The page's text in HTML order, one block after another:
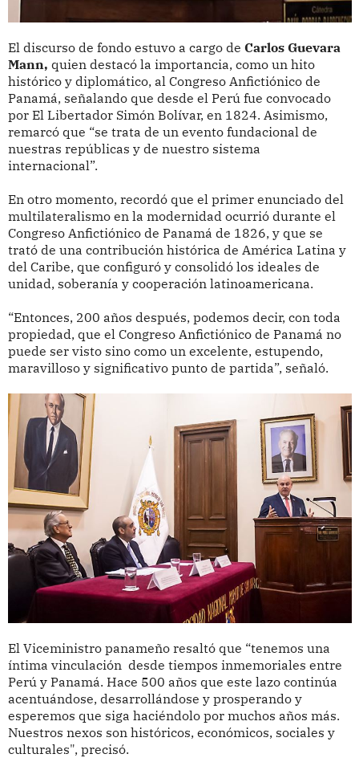
El discurso de fondo estuvo a cargo de Carlos Guevara
Mann, quien destacó la importancia, como un hito
histórico y diplomático, al Congreso Anfictiónico de
Panamá, señalando que desde el Perú fue convocado
por El Libertador Simón Bolívar, en 1824. Asimismo,
remarcó que “se trata de un evento fundacional de
nuestras repúblicas y de nuestro sistema
internacional”.
En otro momento, recordó que el primer enunciado del
multilateralismo en la modernidad ocurrió durante el
Congreso Anfictiónico de Panamá de 1826, y que se
trató de una contribución histórica de América Latina y
del Caribe, que configuró y consolidó los ideales de
unidad, soberanía y cooperación latinoamericana.
“Entonces, 200 años después, podemos decir, con toda
propiedad, que el Congreso Anfictiónico de Panamá no
puede ser visto sino como un excelente, estupendo,
maravilloso y significativo punto de partida”, señaló.
El Viceministro panameño resaltó que “tenemos una
íntima vinculación desde tiempos inmemoriales entre
Perú y Panamá. Hace 500 años que este lazo continúa
acentuándose, desarrollándose y prosperando y
esperemos que siga haciéndolo por muchos años más.
Nuestros nexos son históricos, económicos, sociales y
culturales", precisó.